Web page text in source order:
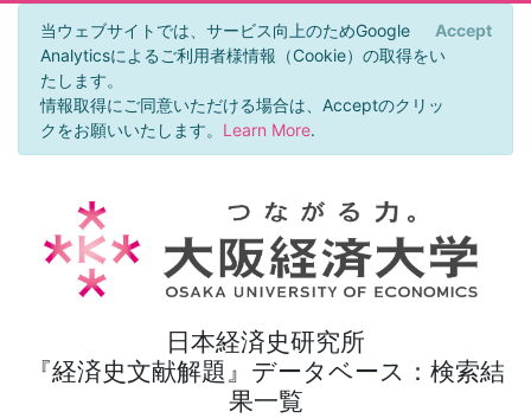
当ウェブサイトでは、サービス向上のためGoogle
Analyticsによるご利用者様情報（Cookie）の取得をい
たします。
情報取得にご同意いただける場合は、Acceptのクリッ
クをお願いいたします。 Learn More.
Accept
日本経済史研究所
『経済史文献解題』データベース：検索結
果一覧
×